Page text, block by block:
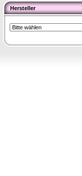
Hersteller